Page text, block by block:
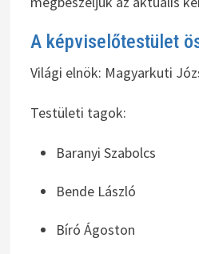
A képviselőtestület
Világi elnök: Magyarkuti
Testületi tagok:
Baranyi Szabolcs
Bende László
Bíró Ágoston